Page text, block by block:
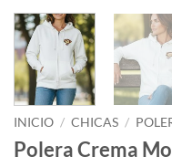
INICIO / CHICAS /
Polera Crema